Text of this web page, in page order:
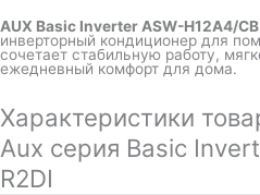
AUX Basic Inverter ASW-H12A4/
инверторный кондиционер для
сочетает стабильную работу,
ежедневный комфорт для дома.
Характеристики
Aux серия Basic
R2DI